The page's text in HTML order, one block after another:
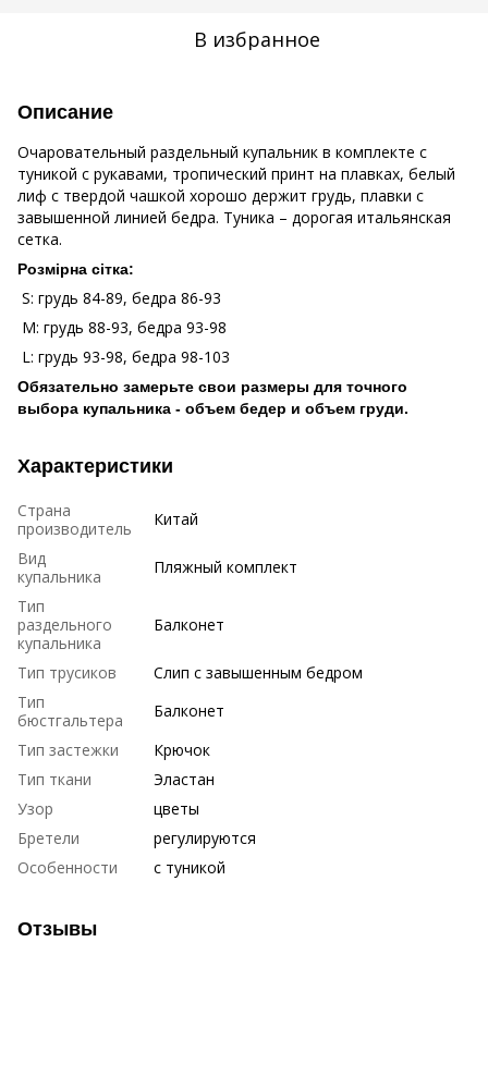
В избранное
Описание
Очаровательный раздельный купальник в комплекте с
туникой с рукавами, тропический принт на плавках, белый
лиф с твердой чашкой хорошо держит грудь, плавки с
завышенной линией бедра. Туника – дорогая итальянская
сетка.
Розмірна сітка:
S: грудь 84-89, бедра 86-93
М: грудь 88-93, бедра 93-98
L: грудь 93-98, бедра 98-103
Обязательно замерьте свои размеры для точного
выбора купальника - объем бедер и объем груди.
Характеристики
Страна
производитель
Китай
Вид
купальника
Пляжный комплект
Тип
раздельного
купальника
Балконет
Тип трусиков
Слип с завышенным бедром
Тип
бюстгальтера
Балконет
Тип застежки
Крючок
Тип ткани
Эластан
Узор
цветы
Бретели
регулируются
Особенности
с туникой
Отзывы